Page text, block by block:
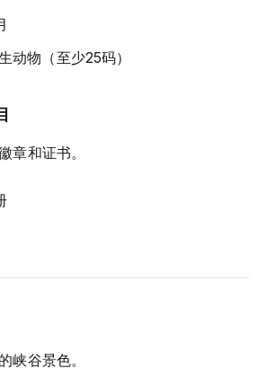
动物（至少25码）
章和证书。
峡谷景色。